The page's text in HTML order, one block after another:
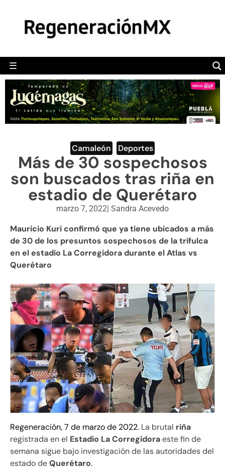
☰
POLÍTICA
CAMALEÓN
OPINIÓN
DEPORTES
ENGLISH SECTION
VIDEOS
Camaleón Deportes
Más de 30 sospechosos
son buscados tras riña en
estadio de Querétaro
marzo 7, 2022| Sandra Acevedo
Mauricio Kuri confirmó que ya tiene ubicados a más
de 30 de los presuntos sospechosos de la trifulca
en el estadio La Corregidora durante el Atlas vs
Querétaro
Regeneración, 7 de marzo de 2022. La brutal riña
registrada en el Estadio La Corregidoraeste fin de
semana sigue bajo investigación de las autoridades del
estado deQuerétaro.